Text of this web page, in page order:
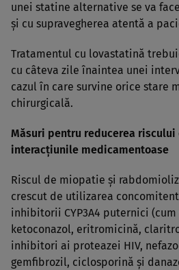
unei statine alternative se va
şi cu supravegherea atentă a
Tratamentul cu lovastatină
cu câteva zile înaintea unei
cazul în care survine orice stare
chirurgicală.
Măsuri pentru reducerea
interacţiunile medicamentoase
Riscul de miopatie şi
crescut de utilizarea
inhibitorii CYP3A4 puternici
ketoconazol, eritromicină,
inhibitori ai proteazei HIV,
gemfibrozil, ciclosporină şi